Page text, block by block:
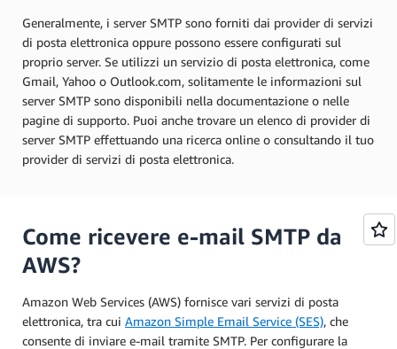
Generalmente, i server SMTP sono forniti dai provider di servizi
di posta elettronica oppure possono essere configurati sul
proprio server. Se utilizzi un servizio di posta elettronica, come
Gmail, Yahoo o Outlook.com, solitamente le informazioni sul
server SMTP sono disponibili nella documentazione o nelle
pagine di supporto. Puoi anche trovare un elenco di provider di
server SMTP effettuando una ricerca online o consultando il tuo
provider di servizi di posta elettronica.
Come ricevere e-mail SMTP da
AWS?
Amazon Web Services (AWS) fornisce vari servizi di posta
elettronica, tra cui Amazon Simple Email Service (SES), che
consente di inviare e-mail tramite SMTP. Per configurare la